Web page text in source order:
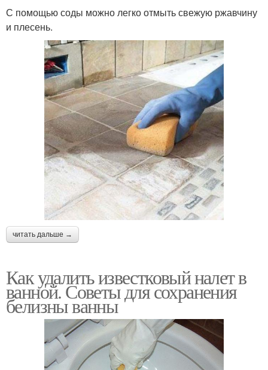
С помощью соды можно легко отмыть свежую ржавчину
и плесень.
читать дальше →
Как удалить известковый налет в
ванной. Советы для сохранения
белизны ванны